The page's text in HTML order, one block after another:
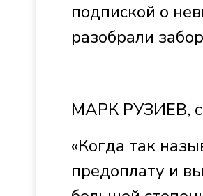
подпиской о
разобрали
МАРК РУЗИЕВ,
«Когда так
предоплату и